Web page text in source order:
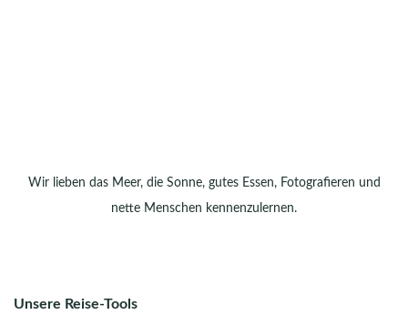
Wir lieben das Meer, die Sonne, gutes Essen, Fotografieren und
nette Menschen kennenzulernen.
Unsere Reise-Tools